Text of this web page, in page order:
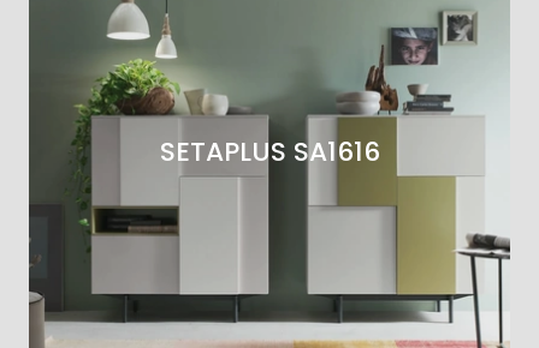
SETAPLUS SA1616